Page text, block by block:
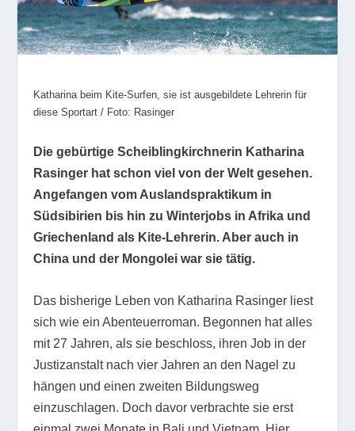
Katharina beim Kite-Surfen, sie ist ausgebildete Lehrerin für
diese Sportart / Foto: Rasinger
Die gebürtige Scheiblingkirchnerin Katharina
Rasinger hat schon viel von der Welt gesehen.
Angefangen vom Auslandspraktikum in
Südsibirien bis hin zu Winterjobs in Afrika und
Griechenland als Kite-Lehrerin. Aber auch in
China und der Mongolei war sie tätig.
Das bisherige Leben von Katharina Rasinger liest
sich wie ein Abenteuerroman. Begonnen hat alles
mit 27 Jahren, als sie beschloss, ihren Job in der
Justizanstalt nach vier Jahren an den Nagel zu
hängen und einen zweiten Bildungsweg
einzuschlagen. Doch davor verbrachte sie erst